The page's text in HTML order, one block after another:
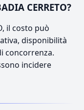
CERRETO?
il costo può
disponibilità
concorrenza.
incidere